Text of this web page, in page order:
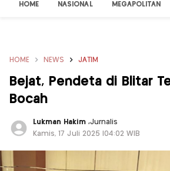
HOME NASIONAL MEGAPOLITAN
HOME NEWS JATIM
Bejat, Pendeta di Blitar
Bocah
Lukman Hakim ,Jurnalis
Kamis, 17 Juli 2025 |04:02 WIB